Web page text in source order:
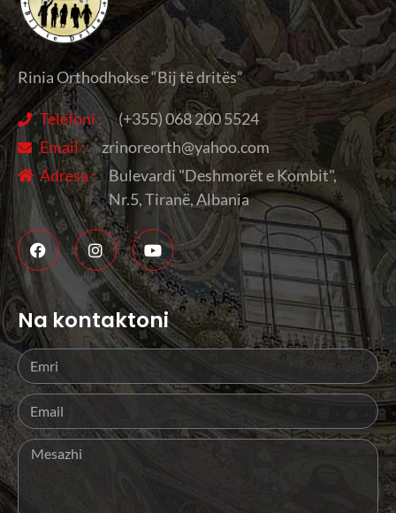
Rinia Orthodhokse “Bij të dritës”
Telefoni :
(+355) 068 200 5524
Email :
zrinoreorth@yahoo.com
Adresa :
Bulevardi "Deshmorët e Kombit",
Nr.5, Tiranë, Albania
Na kontaktoni